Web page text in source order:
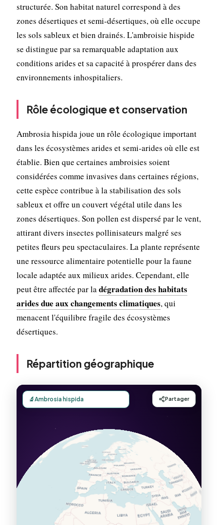
structurée. Son habitat naturel correspond à des
zones désertiques et semi-désertiques, où elle occupe
les sols sableux et bien drainés. L'ambroisie hispide
se distingue par sa remarquable adaptation aux
conditions arides et sa capacité à prospérer dans des
environnements inhospitaliers.
Rôle écologique et conservation
Ambrosia hispida joue un rôle écologique important
dans les écosystèmes arides et semi-arides où elle est
établie. Bien que certaines ambroisies soient
considérées comme invasives dans certaines régions,
cette espèce contribue à la stabilisation des sols
sableux et offre un couvert végétal utile dans les
zones désertiques. Son pollen est dispersé par le vent,
attirant divers insectes pollinisateurs malgré ses
petites fleurs peu spectaculaires. La plante représente
une ressource alimentaire potentielle pour la faune
locale adaptée aux milieux arides. Cependant, elle
peut être affectée par ladégradation des habitats
arides due aux changements climatiques, qui
menacent l'équilibre fragile des écosystèmes
désertiques.
Répartition géographique